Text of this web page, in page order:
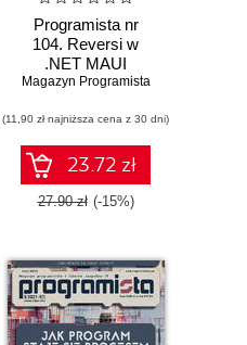
Programista nr
104. Reversi w
.NET MAUI
Magazyn Programista
(11,90 zł najniższa cena z 30 dni)
23.72 zł
27.90 zł (-15%)